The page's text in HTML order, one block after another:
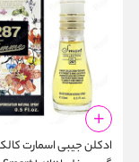
ادکلن جیبی اسمارت